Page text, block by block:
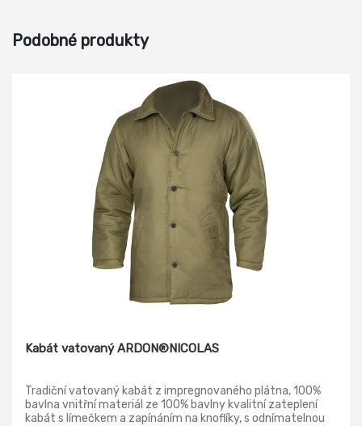
Podobné produkty
Kabát vatovaný ARDON®NICOLAS
Tradiční vatovaný kabát z impregnovaného plátna, 100%
bavlna vnitřní materiál ze 100% bavlny kvalitní zateplení
kabát s límečkem a zapínáním na knoflíky, s odnímatelnou